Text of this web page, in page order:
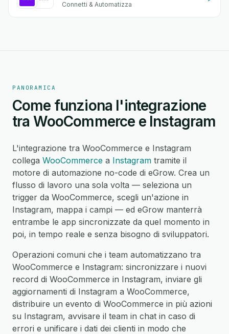
Connetti & Automatizza
PANORAMICA
Come funziona l'integrazione
tra WooCommerce e Instagram
L'integrazione tra WooCommerce e Instagram
collega WooCommerce a Instagram tramite il
motore di automazione no-code di eGrow. Crea un
flusso di lavoro una sola volta — seleziona un
trigger da WooCommerce, scegli un'azione in
Instagram, mappa i campi — ed eGrow manterrà
entrambe le app sincronizzate da quel momento in
poi, in tempo reale e senza bisogno di sviluppatori.
Operazioni comuni che i team automatizzano tra
WooCommerce e Instagram: sincronizzare i nuovi
record di WooCommerce in Instagram, inviare gli
aggiornamenti di Instagram a WooCommerce,
distribuire un evento di WooCommerce in più azioni
su Instagram, avvisare il team in chat in caso di
errori e unificare i dati dei clienti in modo che